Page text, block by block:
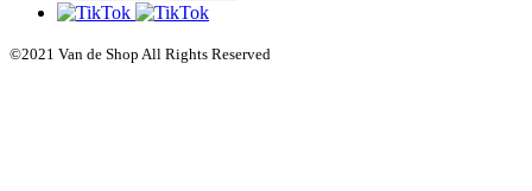
©2021 Van de Shop All Rights Reserved